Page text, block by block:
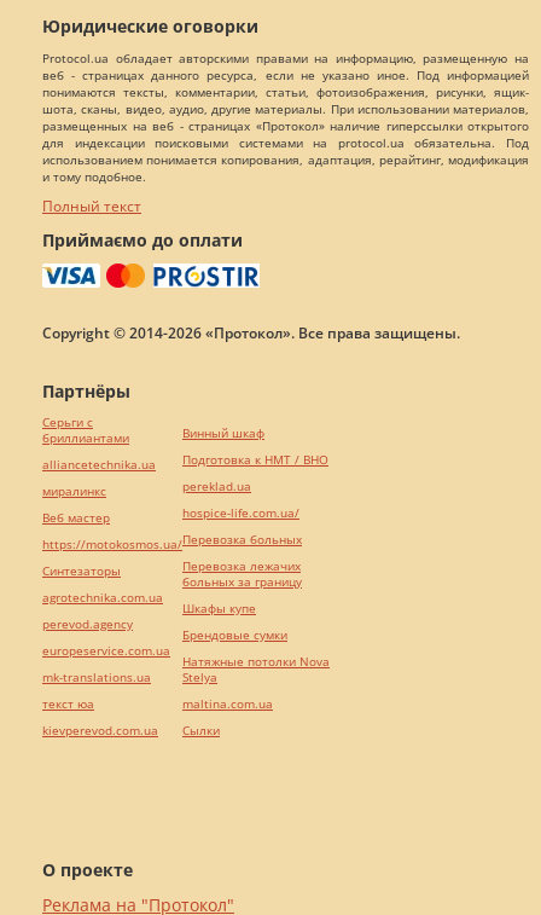
Юридические оговорки
Protocol.ua обладает авторскими правами на информацию, размещенную на
веб - страницах данного ресурса, если не указано иное. Под информацией
понимаются тексты, комментарии, статьи, фотоизображения, рисунки, ящик-
шота, сканы, видео, аудио, другие материалы. При использовании материалов,
размещенных на веб - страницах «Протокол» наличие гиперссылки открытого
для индексации поисковыми системами на protocol.ua обязательна. Под
использованием понимается копирования, адаптация, рерайтинг, модификация
и тому подобное.
Полный текст
Приймаємо до оплати
Copyright © 2014-2026 «Протокол». Все права защищены.
О проекте
Реклама на "Протокол"
Партнёры
Серьги с
бриллиантами
alliancetechnika.ua
миралинкс
Веб мастер
https://motokosmos.ua/
Синтезаторы
agrotechnika.com.ua
perevod.agency
europeservice.com.ua
mk-translations.ua
текст юа
kievperevod.com.ua
Винный шкаф
Подготовка к НМТ / ВНО
pereklad.ua
hospice-life.com.ua/
Перевозка больных
Перевозка лежачих
больных за границу
Шкафы купе
Брендовые сумки
Натяжные потолки Nova
Stelya
maltina.com.ua
Cылки